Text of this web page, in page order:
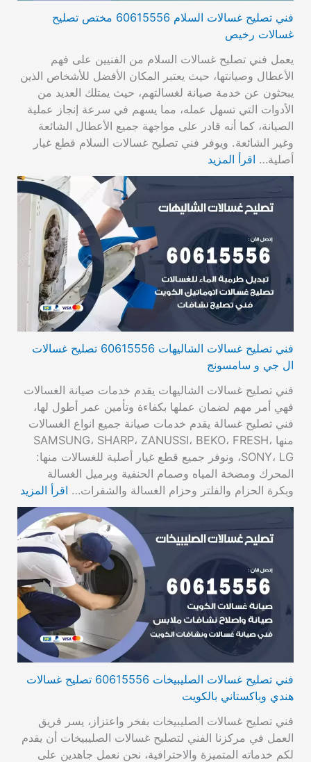
فني تصليح غسالات السلام 60615556 مختص تصليح
غسالات رخيص
يعمل فني تصليح غسالات السلام من الفنيين على فهم
الأعطال وصيانتها، حيث يعتبر المكان الأفضل للأشخاص الذين
يبحثون عن خدمة صيانة لغسالتهم، حيث يمتلك العديد من
الأدوات التي تسهل عمله، مما يسهم في سرعة إنجاز عملية
الصيانة، كما أنه قادر على مواجهة جميع الأعطال الشائعة
وغير الشائعة. ويوفر فني تصليح غسالات السلام قطع غيار
أصلية… اقرأ المزيد
فني تصليح غسالات الشاليهات 60615556 تصليح غسالات
ال جي و سامسونج
فني تصليح غسالات الشاليهات يقدم خدمات صيانة الغسالات
فهي أمر مهم لضمان عملها بكفاءة وتأمين عمر أطول لها،
فني تصليح غسالة يقدم خدمات صيانة جميع انواع الغسالات
منها SAMSUNG، SHARP، ZANUSSI، BEKO، FRESH،
SONY، LG، ونوفر جميع قطع غيار أصلية للغسالات منها:
المحرك ومضخة المياه وصمام الحنفية وبرميل الغسالة
وبكرة الحزام والفلتر وحزام الغسالة والشفرات… اقرأ المزيد
فني تصليح غسالات الصليبيخات 60615556 تصليح غسالات
هندي وباكستاني بالكويت
فني تصليح غسالات الصليبيخات بفخر واعتزاز، يسر فريق
العمل في مركزنا الفني لتصليح غسالات الصليبيخات أن يقدم
لكم خدماته المتميزة والاحترافية، نحن نعمل جاهدين على